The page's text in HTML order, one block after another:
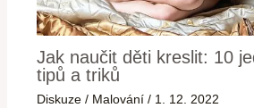
Jak naučit děti kreslit: 10
tipů a triků
Diskuze / Malování / 1. 12. 2022